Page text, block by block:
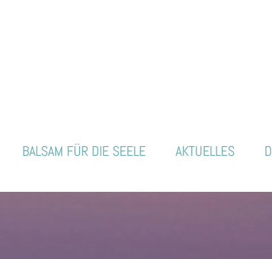
BALSAM FÜR DIE SEELE AKTUELLES